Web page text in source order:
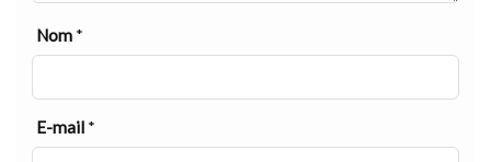
Nom *
E-mail *